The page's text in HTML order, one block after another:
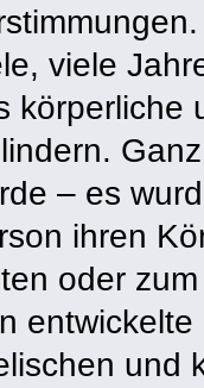
viele
körperliche
– es
ihren
oder
und